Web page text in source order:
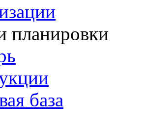
планировки
база